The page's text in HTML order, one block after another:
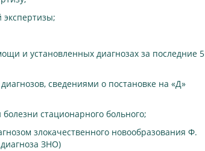
экспертизы;
и установленных диагнозах за последние 5
сведениями о постановке на «Д»
стационарного больного;
злокачественного новообразования Ф.
ЗНО)